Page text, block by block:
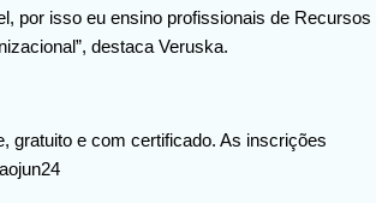
por isso eu ensino profissionais de Recursos
destaca Veruska.
gratuito e com certificado. As inscrições